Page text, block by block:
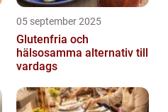
05 september 2025
Glutenfria och
hälsosamma alternativ till
vardags